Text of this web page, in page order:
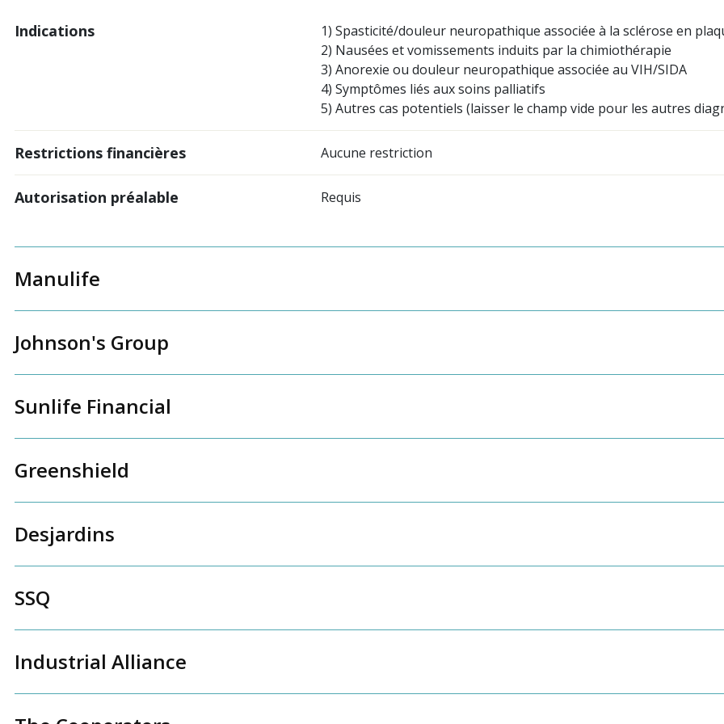
Indications
1) Spasticité/douleur neuropathique associée à la sclérose en
2) Nausées et vomissements induits par la chimiothérapie
3) Anorexie ou douleur neuropathique associée au VIH/SIDA
4) Symptômes liés aux soins palliatifs
5) Autres cas potentiels (laisser le champ vide pour les autres
Restrictions financières Aucune restriction
Autorisation préalable Requis
Manulife
Johnson's Group
Sunlife Financial
Greenshield
Desjardins
SSQ
Industrial Alliance